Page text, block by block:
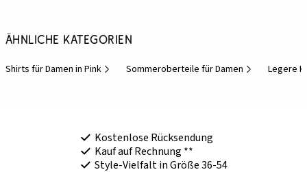
Ähnliche Kategorien
Shirts für Damen in Pink Sommeroberteile für Damen Legere
Kostenlose Rücksendung
Kauf auf Rechnung **
Style-Vielfalt in Größe 36-54